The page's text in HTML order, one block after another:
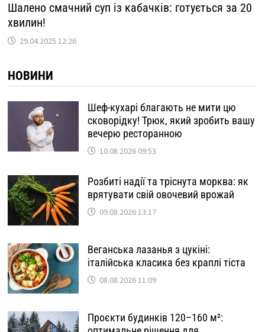
Шалено смачний суп із кабачків: готується за 20
хвилин!
29.04.2025 12:26
НОВИНИ
Шеф-кухарі благають не мити цю
сковорідку! Трюк, який зробить вашу
вечерю ресторанною
10.08.2026 09:53
Розбиті надії та тріснута морква: як
врятувати свій овочевий врожай
09.08.2026 13:17
Веганська лазанья з цукіні:
італійська класика без краплі тіста
08.08.2026 11:09
Проєкти будинків 120–160 м²: